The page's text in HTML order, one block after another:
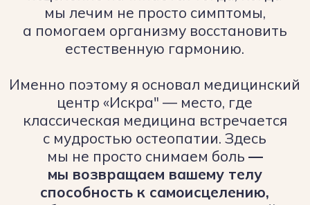
Мы не обещаем чудес, но гарантируем:
вы получите понятный план лечения.
Ваше здоровье — наша миссия,
а не просто работа.
Клиенты
Отзывы